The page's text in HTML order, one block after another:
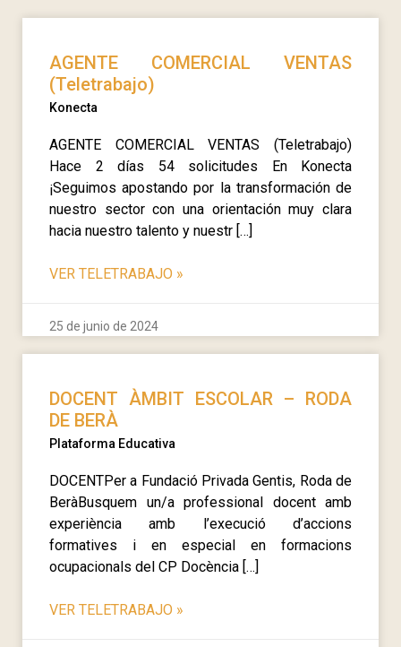
AGENTE COMERCIAL VENTAS
(Teletrabajo)
Konecta
AGENTE COMERCIAL VENTAS (Teletrabajo)
Hace 2 días 54 solicitudes En Konecta
¡Seguimos apostando por la transformación de
nuestro sector con una orientación muy clara
hacia nuestro talento y nuestr […]
VER TELETRABAJO »
25 de junio de 2024
DOCENT ÀMBIT ESCOLAR – RODA
DE BERÀ
Plataforma Educativa
DOCENTPer a Fundació Privada Gentis, Roda de
BeràBusquem un/a professional docent amb
experiència amb l’execució d’accions
formatives i en especial en formacions
ocupacionals del CP Docència […]
VER TELETRABAJO »